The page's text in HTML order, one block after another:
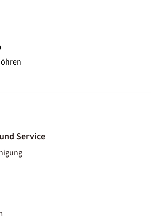
Service